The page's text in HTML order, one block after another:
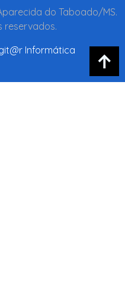
do Taboado/MS.
reservados.
Informática